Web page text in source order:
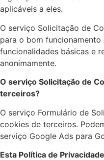
aplicáveis a eles.
O serviço Solicitação de
para o bom
funcionalidades básicas e
anonimamente.
O serviço Solicitação de
terceiros?
O serviço Formulário de
cookies de terceiros.
serviço Google Ads para
Esta Política de